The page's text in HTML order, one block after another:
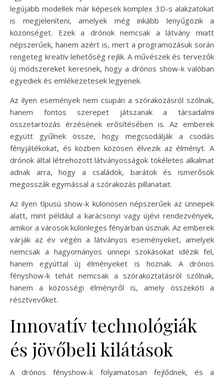
legújabb modellek már képesek komplex 3D-s alakzatokat
is megjeleníteni, amelyek még inkább lenyűgözik a
közönséget. Ezek a drónok nemcsak a látvány miatt
népszerűek, hanem azért is, mert a programozásuk során
rengeteg kreatív lehetőség rejlik. A művészek és tervezők
új módszereket keresnek, hogy a drónos show-k valóban
egyediek és emlékezetesek legyenek.
Az ilyen események nem csupán a szórakozásról szólnak,
hanem fontos szerepet játszanak a társadalmi
összetartozás érzésének erősítésében is. Az emberek
együtt gyűlnek össze, hogy megcsodálják a csodás
fényjátékokat, és közben közösen élvezik az élményt. A
drónok által létrehozott látványosságok tökéletes alkalmat
adnak arra, hogy a családok, barátok és ismerősök
megosszák egymással a szórakozás pillanatait.
Az ilyen típusú show-k különösen népszerűek az ünnepek
alatt, mint például a karácsonyi vagy újévi rendezvények,
amikor a városok különleges fényárban úsznak. Az emberek
várják az év végén a látványos eseményeket, amelyek
nemcsak a hagyományos ünnepi szokásokat idézik fel,
hanem egyúttal új élményeket is hoznak. A drónos
fényshow-k tehát nemcsak a szórakoztatásról szólnak,
hanem a közösségi élményről is, amely összeköti a
résztvevőket.
Innovatív technológiák
és jövőbeli kilátások
A drónos fényshow-k folyamatosan fejlődnek, és a